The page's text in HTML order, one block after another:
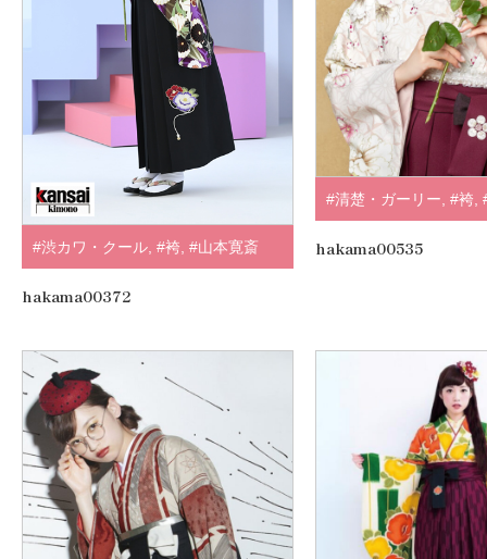
#渋カワ・クール, #袴, #山本寛斎
hakama00372
#清楚・ガーリー #袴
すみ・淡色系,
hakama00535